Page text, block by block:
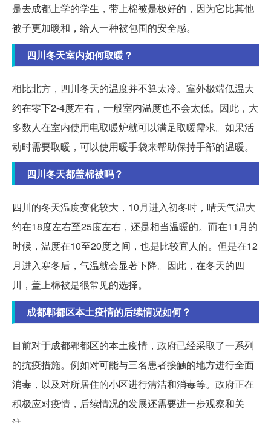
是去成都上学的学生，带上棉被是极好的，因为它比其他
被子更加暖和，给人一种被包围的安全感。
四川冬天室内如何取暖？
相比北方，四川冬天的温度并不算太冷。室外极端低温大
约在零下2-4度左右，一般室内温度也不会太低。因此，大
多数人在室内使用电取暖炉就可以满足取暖需求。如果活
动时需要取暖，可以使用暖手袋来帮助保持手部的温暖。
四川冬天都盖棉被吗？
四川的冬天温度变化较大，10月进入初冬时，晴天气温大
约在18度左右至25度左右，还是相当温暖的。而在11月的
时候，温度在10至20度之间，也是比较宜人的。但是在12
月进入寒冬后，气温就会显著下降。因此，在冬天的四
川，盖上棉被是很常见的选择。
成都郫都区本土疫情的后续情况如何？
目前对于成都郫都区的本土疫情，政府已经采取了一系列
的抗疫措施。例如对可能与三名患者接触的地方进行全面
消毒，以及对所居住的小区进行清洁和消毒等。政府正在
积极应对疫情，后续情况的发展还需要进一步观察和关